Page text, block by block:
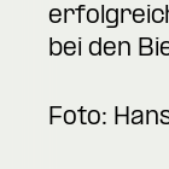
bei den
Foto: